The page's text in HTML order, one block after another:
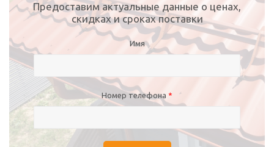
Предоставим актуальные данные о ценах,
скидках и сроках поставки
Имя
Номер телефона *